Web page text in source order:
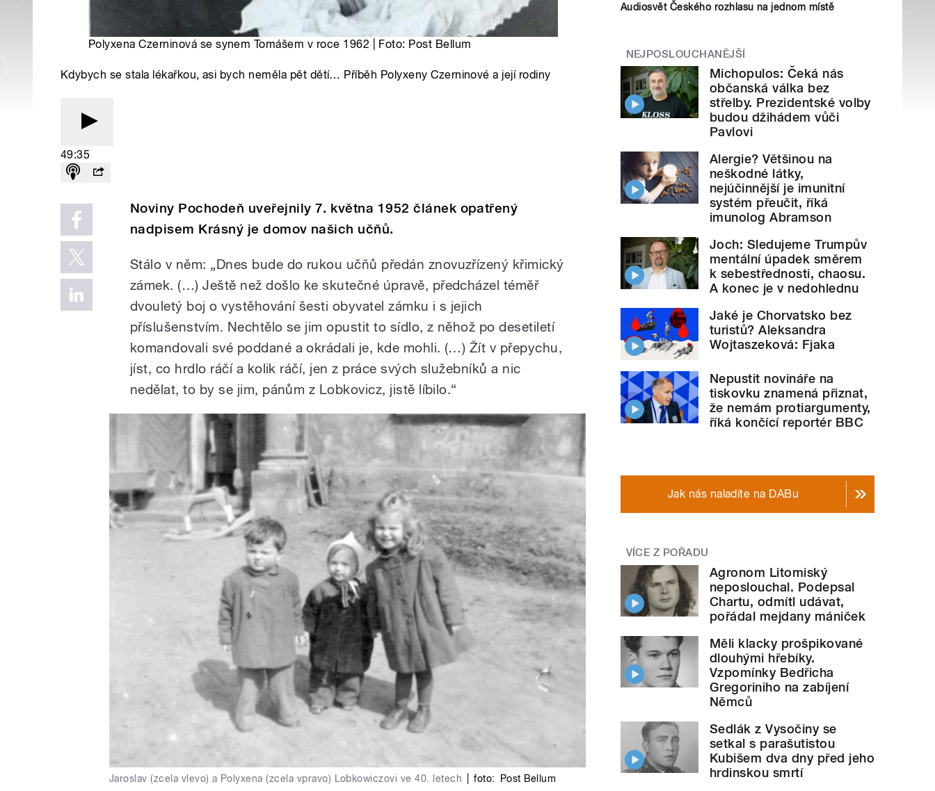
Polyxena Czerninová se synem Tomášem v roce 1962 | Foto: Post Bellum
Kdybych se stala lékařkou, asi bych neměla pět dětí… Příběh Polyxeny Czerninové a její rodiny
49:35
Noviny Pochodeň uveřejnily 7. května 1952 článek opatřený
nadpisem Krásný je domov našich učňů.
Stálo v něm: „Dnes bude do rukou učňů předán znovuzřízený křimický
zámek. (…) Ještě než došlo ke skutečné úpravě, předcházel téměř
dvouletý boj o vystěhování šesti obyvatel zámku i s jejich
příslušenstvím. Nechtělo se jim opustit to sídlo, z něhož po desetiletí
komandovali své poddané a okrádali je, kde mohli. (…) Žít v přepychu,
jíst, co hrdlo ráčí a kolik ráčí, jen z práce svých služebníků a nic
nedělat, to by se jim, pánům z Lobkovicz, jistě líbilo.“
Jaroslav (zcela vlevo) a Polyxena (zcela vpravo) Lobkowiczovi ve 40. letech foto: Post Bellum
Audiosvět Českého rozhlasu na jednom místě
NEJPOSLOUCHANĚJŠÍ
Michopulos: Čeká nás
občanská válka bez
střelby. Prezidentské volby
budou džihádem vůči
Pavlovi
Alergie? Většinou na
neškodné látky,
nejúčinnější je imunitní
systém přeučit, říká
imunolog Abramson
Joch: Sledujeme Trumpův
mentální úpadek směrem
k sebestřednosti, chaosu.
A konec je v nedohlednu
Jaké je Chorvatsko bez
turistů? Aleksandra
Wojtaszeková: Fjaka
Nepustit novináře na
tiskovku znamená přiznat,
že nemám protiargumenty,
říká končící reportér BBC
Jak nás naladíte na DABu
VÍCE Z POŘADU
Agronom Litomiský
neposlouchal. Podepsal
Chartu, odmítl udávat,
pořádal mejdany mániček
Měli klacky prošpikované
dlouhými hřebíky.
Vzpomínky Bedřicha
Gregoriniho na zabíjení
Němců
Sedlák z Vysočiny se
setkal s parašutistou
Kubišem dva dny před jeho
hrdinskou smrtí